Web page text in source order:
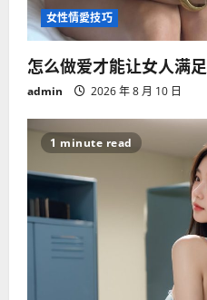
女性情愛技巧
怎么做爱才能让女人满足
admin 2026 年 8 月 10 日
1 minute read